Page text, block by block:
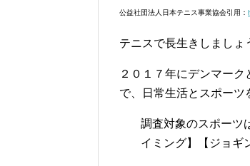
公益社団法人日本テニス事業協会引用：
テニスで長生きしましょ
２０１７年にデンマー
で、日常生活とスポーツ
調査対象のスポーツ
イミング】【ジョギ